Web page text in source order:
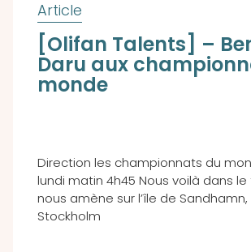
[Olifan Talents] –
Daru aux
monde
Direction les championnats du
lundi matin 4h45 Nous voilà dans le
nous amène sur l’île de Sandhamn,
Stockholm